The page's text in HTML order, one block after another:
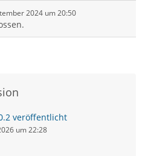
2024 um 20:50
veröffentlicht
um 22:28